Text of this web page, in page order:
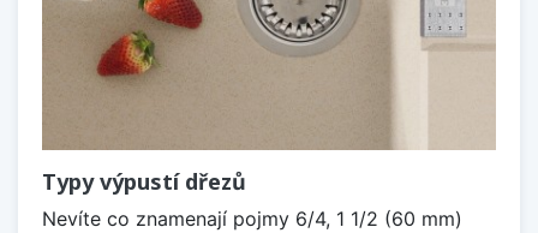
Typy výpustí dřezů
Nevíte co znamenají pojmy 6/4, 1 1/2 (60 mm)